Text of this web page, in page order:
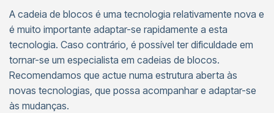
A cadeia de blocos é uma tecnologia relativamente nova e
é muito importante adaptar-se rapidamente a esta
tecnologia. Caso contrário, é possível ter dificuldade em
tornar-se um especialista em cadeias de blocos.
Recomendamos que actue numa estrutura aberta às
novas tecnologias, que possa acompanhar e adaptar-se
às mudanças.